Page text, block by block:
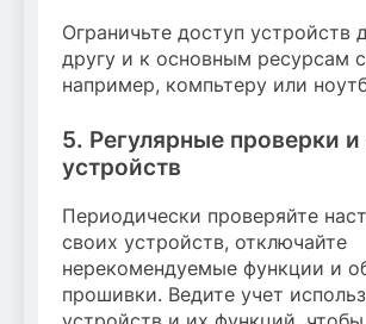
Ограничьте доступ устройств
другу и к основным ресурсам
например, компьтеру или
5. Регулярные проверки и
устройств
Периодически проверяйте
своих устройств, отключайте
нерекомендуемые функции и
прошивки. Ведите учет